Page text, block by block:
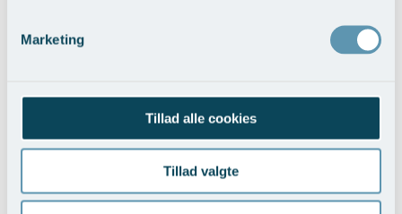
Marketing
Tillad alle cookies
Tillad valgte
Vis behandlingseksempler